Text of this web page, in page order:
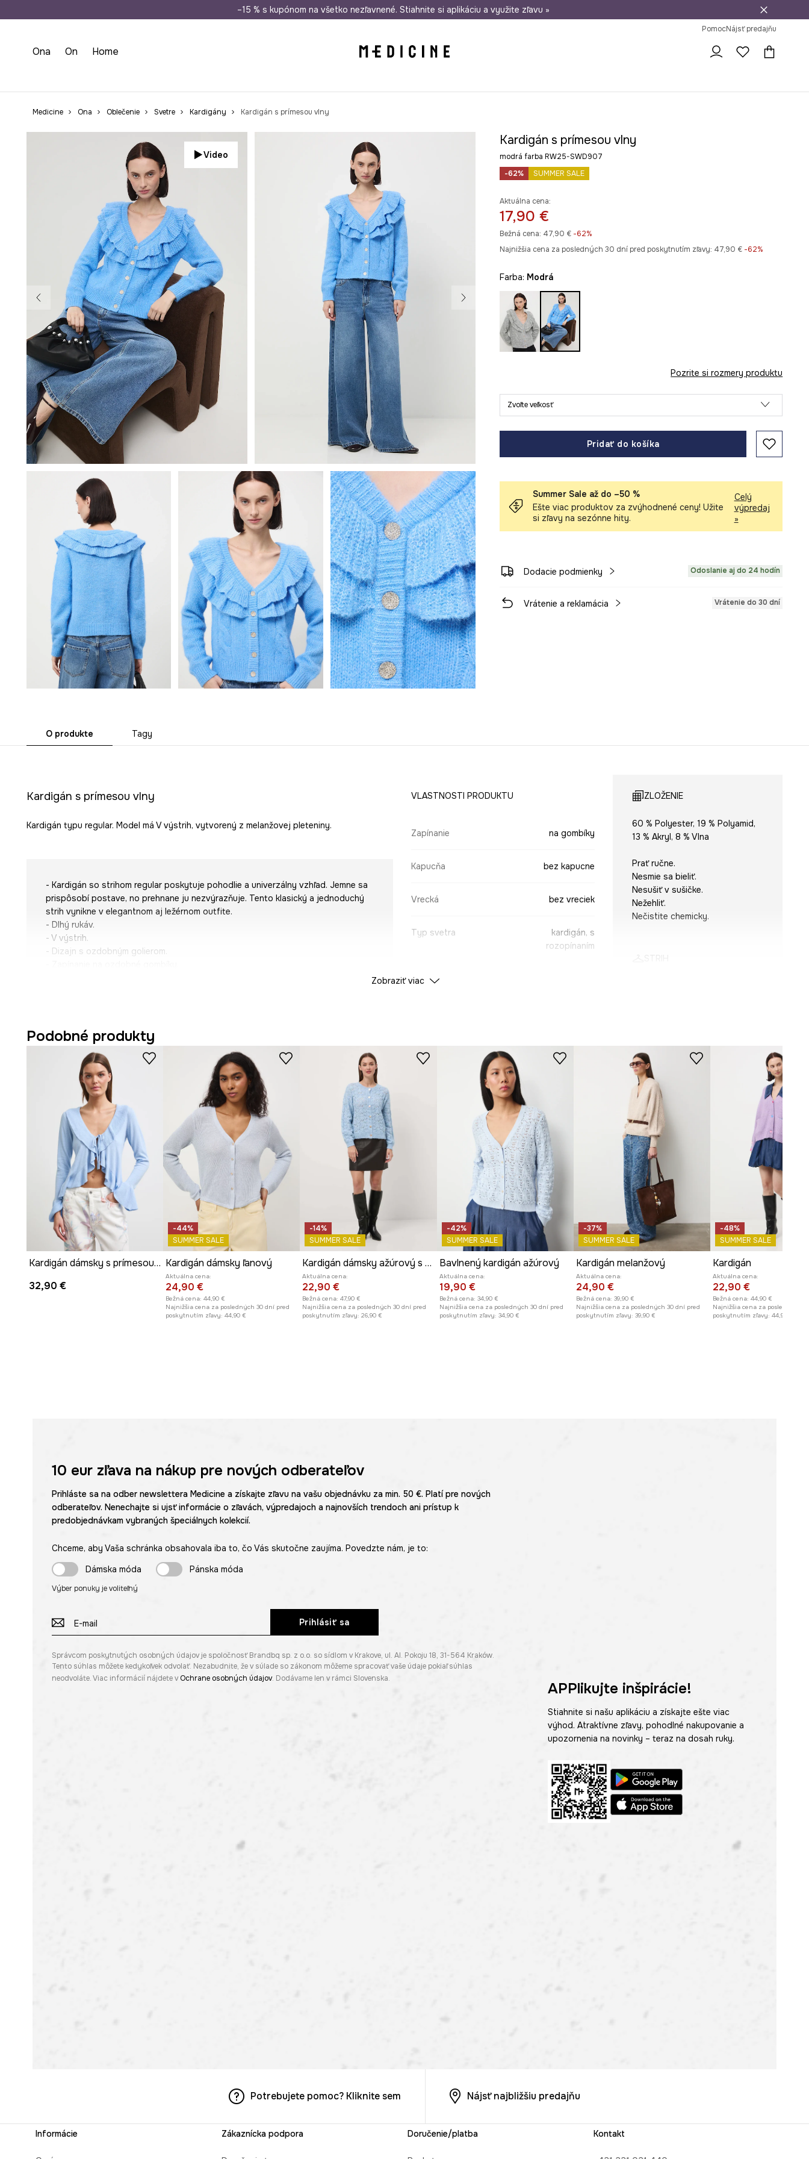
Doprava zadarmo od 50 € Odoslanie aj do 24 hodín 30 dní na vrátenie tovaru
–15 % s kupónom na všetko nezľavnené. Stiahnite si aplikáciu a využite zľavu »
PomocNájsť predajňu
Ona On Home
Medicine Ona Oblečenie Svetre Kardigány Kardigán s prímesou vlny
Video
Kardigán s prímesou vlny
modrá farba RW25-SWD907
-62%
SUMMER SALE
Aktuálna cena:
17,90 €
Bežná cena: 47,90 €-62%
Najnižšia cena za posledných 30 dní pred poskytnutím zľavy: 47,90 € -62%
Farba: modrá
Pozrite si rozmery produktu
Zvoľte veľkosť
Pridať do košíka
Summer Sale až do –50 %
Ešte viac produktov za zvýhodnené ceny! Užite
si zľavy na sezónne hity.
Celý
výpredaj
»
Dodacie podmienky Odoslanie aj do 24 hodín
Vrátenie a reklamácia Vrátenie do 30 dní
O produkte Tagy
Kardigán s prímesou vlny
Kardigán typu regular. Model má V výstrih, vytvorený z melanžovej pleteniny.
- Kardigán so strihom regular poskytuje pohodlie a univerzálny vzhľad. Jemne sa
prispôsobí postave, no prehnane ju nezvýrazňuje. Tento klasický a jednoduchý
strih vynikne v elegantnom aj ležérnom outfite.
- Dlhý rukáv.
- V výstrih.
- Dizajn s ozdobným golierom.
- Dĺžka: 57 cm.
- Šírka poprsia: 48 cm.
- Veľkosti pre rozmer: S.
VLASTNOSTI PRODUKTU
Zapínanie na gombíky
Kapucňa bez kapucne
Vrecká bez vreciek
Typ svetra
kardigán, s
rozopínaním
ID produktu RW25-SWD907-55M
ZLOŽENIE
60 % Polyester, 19 % Polyamid,
13 % Akryl, 8 % Vlna
Prať ručne.
Nesmie sa bieliť.
Nesušiť v sušičke.
Nežehliť.
Nečistite chemicky.
ROZMERY
Pozrite si rozmery produktu
Zobraziť viac
Podobné produkty
Kardigán dámsky s prímesou hodvábu s volánikmi
32,90 €
-44%
SUMMER SALE
Kardigán dámsky ľanový
Aktuálna cena:
24,90 €
Bežná cena: 44,90 €
Najnižšia cena za posledných 30 dní pred
poskytnutím zľavy: 44,90 €
-14%
SUMMER SALE
Kardigán dámsky ažúrový s prímesou vlny
Aktuálna cena:
22,90 €
Bežná cena: 47,90 €
Najnižšia cena za posledných 30 dní pred
poskytnutím zľavy: 26,90 €
-42%
SUMMER SALE
Bavlnený kardigán ažúrový
Aktuálna cena:
19,90 €
Bežná cena: 34,90 €
Najnižšia cena za posledných 30 dní pred
poskytnutím zľavy: 34,90 €
-37%
SUMMER SALE
Kardigán melanžový
Aktuálna cena:
24,90 €
Bežná cena: 39,90 €
Najnižšia cena za posledných 30 dní pred
poskytnutím zľavy: 39,90 €
-48%
SUMMER SALE
Kardigán
Aktuálna cena:
22,90 €
Bežná cena: 44,90 €
Najnižšia cena za posledných
poskytnutím zľavy: 44,90 €
10 eurzľava na nákup pre nových odberateľov
Prihláste sa na odber newslettera Medicine a získajte zľavu na vašu objednávku za min. 50 €. Platí pre nových
odberateľov. Nenechajte si ujsť informácie o zľavách, výpredajoch a najnovších trendoch ani prístup k
predobjednávkam vybraných špeciálnych kolekcií.
Chceme, aby Vaša schránka obsahovala iba to, čo Vás skutočne zaujíma. Povedzte nám, je to:
Dámska móda
Pánska móda
Výber ponuky je voliteľný
Prihlásiť sa
Správcom poskytnutých osobných údajov je spoločnosť Brandbq sp. z o.o. so sídlom v Krakove, ul. Al. Pokoju 18, 31-564 Kraków.
Tento súhlas môžete kedykoľvek odvolať. Nezabudnite, že v súlade so zákonom môžeme spracovať vaše údaje pokiaľ súhlas
neodvoláte. Viac informácií nájdete v Ochrane osobných údajov. Dodávame len v rámci Slovenska.
APPlikujte inšpirácie!
Stiahnite si našu aplikáciu a získajte ešte viac
výhod. Atraktívne zľavy, pohodlné nakupovanie a
upozornenia na novinky – teraz na dosah ruky.
Potrebujete pomoc? Kliknite sem Nájsť najbližšiu predajňu
Informácie Zákaznícka podpora Doručenie/platba Kontakt